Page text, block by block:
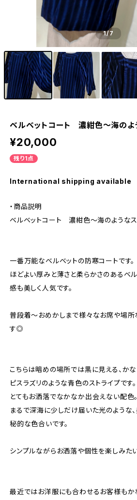
1/7
ベルベットコート 濃紺色〜海のよ
¥20,000
残り1点
International shipping available
・商品説明
ベルベットコート 濃紺色〜海のようなス
一番万能なベルベットの防寒コートです。
ほどよい厚みと薄さと柔らかさのあるベ
感も美しく人気です。
普段着〜おめかしまで様々なお席や場
す◎
こちらは暗めの場所では黒に見える、か
ピスラズリのような青色のストライプです。
とてもお洒落でなかなか出会えない配色。
まるで深海に少しだけ届いた光のような
秘的な色合いです。
シンプルながらお洒落や個性を楽しみた
最近ではお洋服にも合わせるお客様もか